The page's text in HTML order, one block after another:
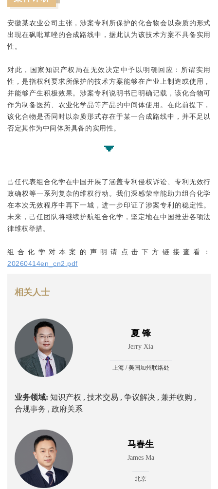
安徽某农业公司主张，涉案专利所保护的化合物会以杂质的形式
出现在砜吡草唑的合成路线中，据此认为该技术方案不具备实用
性。
对此，国家知识产权局在无效决定中予以明确回应：所谓实用
性，是指权利要求所保护的技术方案能够在产业上制造或使用，
并能够产生积极效果。涉案专利说明书已明确记载，该化合物可
作为制备医药、农业化学品等产品的中间体使用。在此前提下，
该化合物是否同时以杂质形式存在于某一合成路线中，并不足以
否定其作为中间体所具备的实用性。
己任代表组合化学在中国开展了涵盖专利侵权诉讼、专利无效行
政确权等一系列复杂的维权行动。我们深感荣幸能助力组合化学
在本次无效程序中再下一城，进一步印证了涉案专利的稳定性。
未来，己任团队将继续护航组合化学，坚定地在中国推进各项法
律维权举措。
组合化学对本案的声明请点击下方链接查看：
20260414en_cn2.pdf
相关人士
夏 锋
Jerry Xia
上海 / 美国加州联络处
业务领域: 知识产权 , 技术交易 , 争议解决 , 兼并收购 ,
合规事务 , 政府关系
马春生
James Ma
北京